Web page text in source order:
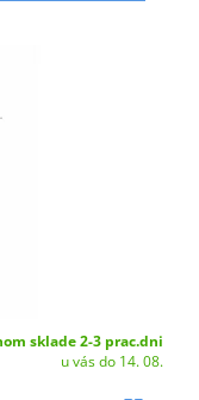
sklade 2-3 prac.dni
u vás do 14. 08.